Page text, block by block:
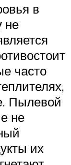
в
не
часто
Пылевой
не
их